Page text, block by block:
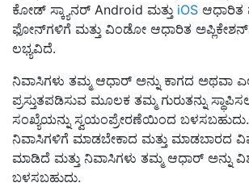
ಕೋಡ್ ಸ್ಕ್ಯಾನರ್ Android ಮತ್ತು iOS ಆಧಾರಿತ
ಫೋನ್‌ಗಳಿಗೆ ಮತ್ತು ವಿಂಡೋ ಆಧಾರಿತ
ಲಭ್ಯವಿದೆ.
ನಿವಾಸಿಗಳು ತಮ್ಮ ಆಧಾರ್ ಅನ್ನು ಕಾಗದ ಅಥವಾ
ಪ್ರಸ್ತುತಪಡಿಸುವ ಮೂಲಕ ತಮ್ಮ ಗುರುತನ್ನು
ಸಂಖ್ಯೆಯನ್ನು ಸ್ವಯಂಪ್ರೇರಣೆಯಿಂದ
ನಿವಾಸಿಗಳಿಗೆ ಮಾಡಬೇಕಾದ ಮತ್ತು ಮಾಡಬಾರದ
ಮಾಡಿದೆ ಮತ್ತು ನಿವಾಸಿಗಳು ತಮ್ಮ ಆಧಾರ್ ಅನ್ನು
ಬಳಸಬಹುದು.